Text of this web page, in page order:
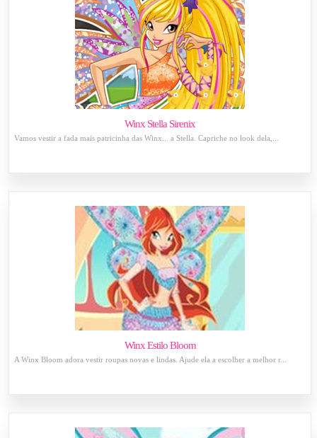
Winx Stella Sirenix
Vamos vestir a fada mais patricinha das Winx... a Stella. Capriche no look dela,...
Winx Estilo Bloom
A Winx Bloom adora vestir roupas novas e lindas. Ajude ela a escolher a melhor r...